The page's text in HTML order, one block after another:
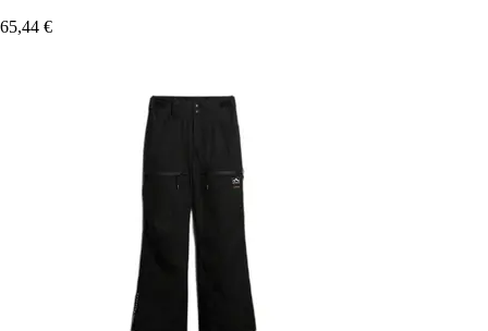
65,44 €